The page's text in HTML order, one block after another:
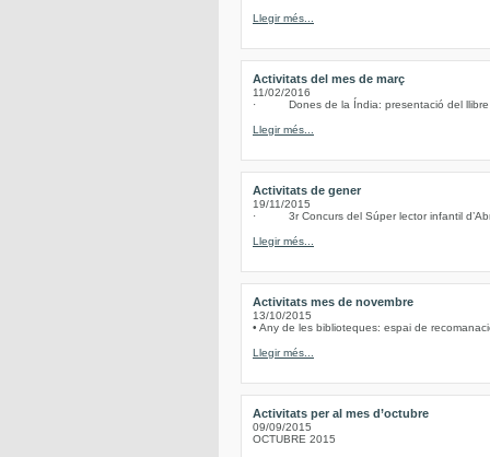
Llegir més...
Activitats del mes de març
11/02/2016
· Dones de la Índia: presentació del llibre
Llegir més...
Activitats de gener
19/11/2015
· 3r Concurs del Súper lector infantil
Llegir més...
Activitats mes de novembre
13/10/2015
• Any de les biblioteques: espai de
Llegir més...
Activitats per al mes d’octubre
09/09/2015
OCTUBRE 2015